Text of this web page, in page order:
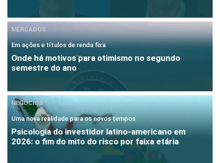
MERCADOS
Em ações e títulos de renda fixa
Onde há motivos para otimismo no segundo
semestre do ano
NEGÓCIOS
Uma nova realidade para os novos tempos
Psicologia do investidor latino-americano em
2026: o fim do mito do risco por faixa etária